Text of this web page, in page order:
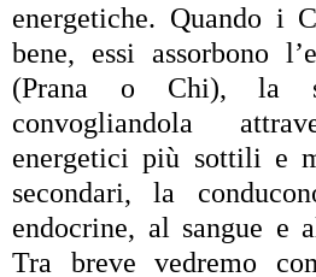
energetiche. Quando i
bene, essi assorbono
(Prana o Chi), la
convogliandola
energetici più sottili e
secondari, la
endocrine, al sangue e
Tra breve vedremo